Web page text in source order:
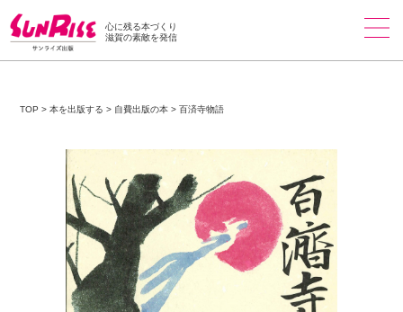
心に残る本づくり
滋賀の素敵を発信
TOP >本を出版する > 自費出版の本 >百済寺物語